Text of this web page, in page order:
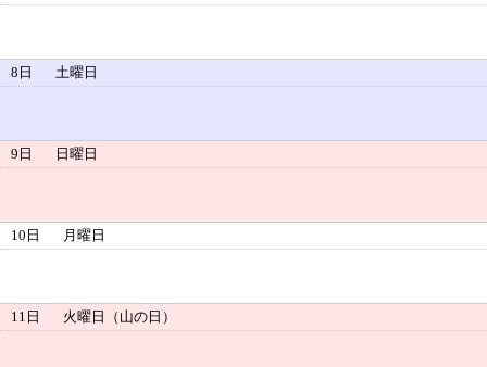
8日 土曜日
9日 日曜日
10日 月曜日
11日 火曜日（山の日）